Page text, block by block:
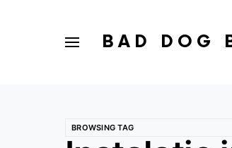
BAD DOG
BROWSING TAG